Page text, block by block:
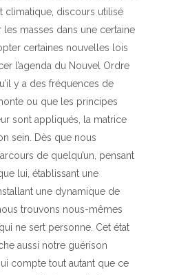
climatique, discours utilisé
masses dans une certaine
certaines nouvelles lois
l’agenda du Nouvel Ordre
y a des fréquences de
ou que les principes
sont appliqués, la matrice
sein. Dès que nous
de quelqu’un, pensant
lui, établissant une
une dynamique de
trouvons nous-mêmes
ne sert personne. Cet état
aussi notre guérison
compte tout autant que ce